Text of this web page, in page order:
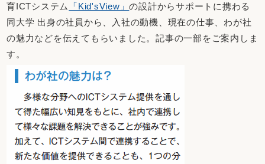
育ICTシステム
「Kid'sView」の設計からサポートに携わる
同大学 出身の社員から、入社の動機、現在の仕事、わが社
の魅力などを伝えてもらいました。記事の一部をご案内しま
す。